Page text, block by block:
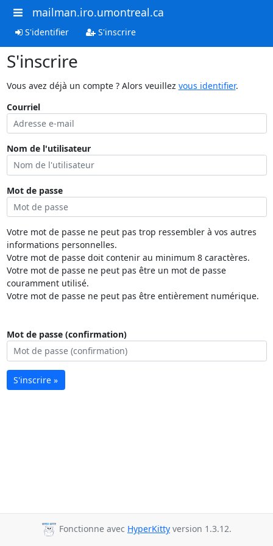
mailman.iro.umontreal.ca
S'identifier S'inscrire
S'inscrire
Vous avez déjà un compte ? Alors veuillez vous identifier.
Courriel
Nom de l'utilisateur
Mot de passe
Votre mot de passe ne peut pas trop ressembler à vos autres
informations personnelles.
Votre mot de passe doit contenir au minimum 8 caractères.
Votre mot de passe ne peut pas être un mot de passe
couramment utilisé.
Votre mot de passe ne peut pas être entièrement numérique.
Mot de passe (confirmation)
S'inscrire »
Fonctionne avec HyperKitty version 1.3.12.